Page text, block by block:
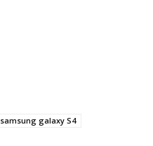
samsung galaxy S4